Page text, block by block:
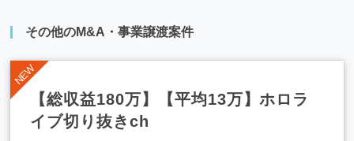
その他のM&A・事業譲渡案件
【総収益180万】【平均13万】ホロラ
イブ切り抜きch